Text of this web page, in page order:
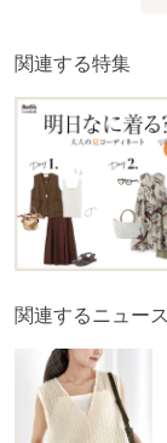
関連する特集
関連するニュース